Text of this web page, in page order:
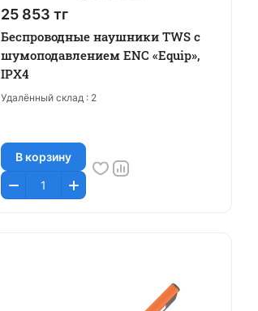
25 853 тг
Беспроводные наушники TWS с
шумоподавлением ENC «Equip»,
IPX4
Удалённый склад : 2
В корзину